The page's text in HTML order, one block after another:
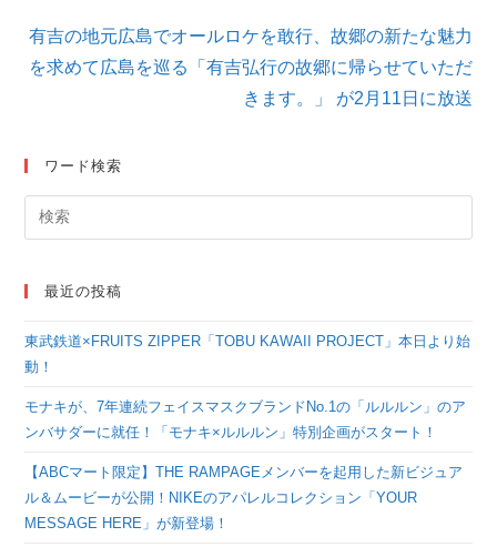
の
記
事
有吉の地元広島でオールロケを敢行、故郷の新たな魅力
を求めて広島を巡る「有吉弘行の故郷に帰らせていただ
きます。」 が2月11日に放送
ワード検索
最近の投稿
東武鉄道×FRUITS ZIPPER「TOBU KAWAII PROJECT」本日より始
動！
モナキが、7年連続フェイスマスクブランドNo.1の「ルルルン」のア
ンバサダーに就任！「モナキ×ルルルン」特別企画がスタート！
【ABCマート限定】THE RAMPAGEメンバーを起用した新ビジュア
ル＆ムービーが公開！NIKEのアパレルコレクション「YOUR
MESSAGE HERE」が新登場！